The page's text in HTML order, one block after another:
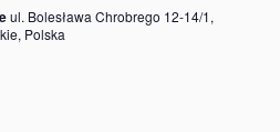
ul. Bolesława Chrobrego 12-14/1,
Polska